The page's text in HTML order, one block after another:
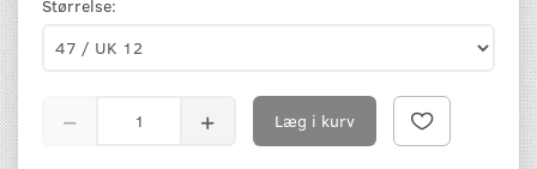
Størrelse:
Læg i kurv